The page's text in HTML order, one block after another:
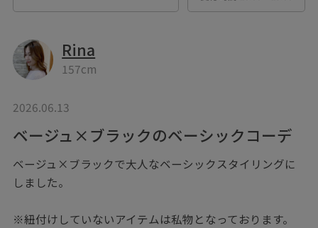
Rina
157cm
2026.06.13
ベージュ×ブラックのベーシックコーデ
ベージュ×ブラックで大人なベーシックスタイリングに
しました。
※紐付けしていないアイテムは私物となっております。